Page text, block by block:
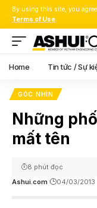
By using this site, you
Terms of Use.
Home Tin tức / Sự
GÓC NHÌN
Những
mất tên
Ashui.com 04/03/2013
8 phút đọc